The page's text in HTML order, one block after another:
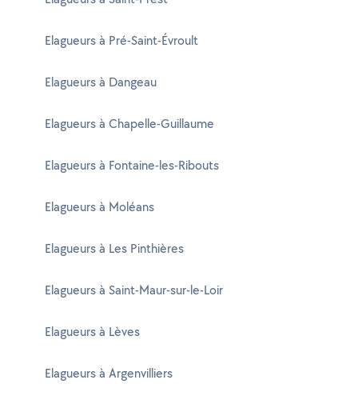
Elagueurs à Pré-Saint-Évroult
Elagueurs à Dangeau
Elagueurs à Chapelle-Guillaume
Elagueurs à Fontaine-les-Ribouts
Elagueurs à Moléans
Elagueurs à Les Pinthières
Elagueurs à Saint-Maur-sur-le-Loir
Elagueurs à Lèves
Elagueurs à Argenvilliers